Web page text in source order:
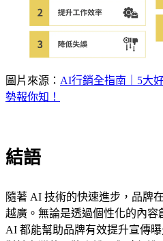
圖片來源： AI行銷全指南｜5大
勢報你知！
結語
隨著 AI 技術的快速進步，品牌
越廣。無論是透過個性化的內容
AI 都能幫助品牌有效提升宣傳